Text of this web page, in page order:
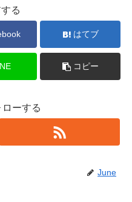
る
はてブ
コピー
ーする
June